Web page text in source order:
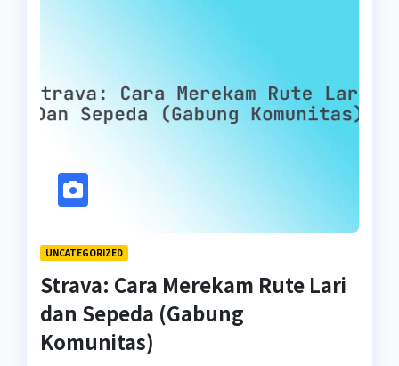
UNCATEGORIZED
Strava: Cara Merekam Rute Lari
dan Sepeda (Gabung
Komunitas)